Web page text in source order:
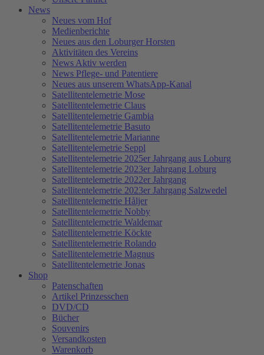
News
Neues vom Hof
Medienberichte
Neues aus den Loburger Horsten
Aktivitäten des Vereins
News Aktiv werden
News Pflege- und Patentiere
Neues aus unserem WhatsApp-Kanal
Satellitentelemetrie Mose
Satellitentelemetrie Claus
Satellitentelemetrie Gambia
Satellitentelemetrie Basuto
Satellitentelemetrie Marianne
Satellitentelemetrie Seppl
Satellitentelemetrie 2025er Jahrgang aus Loburg
Satellitentelemetrie 2023er Jahrgang Loburg
Satellitentelemetrie 2022er Jahrgang
Satellitentelemetrie 2023er Jahrgang Salzwedel
Satellitentelemetrie Håljer
Satellitentelemetrie Nobby
Satellitentelemetrie Waldemar
Satellitentelemetrie Köckte
Satellitentelemetrie Rolando
Satellitentelemetrie Magnus
Satellitentelemetrie Jonas
Shop
Patenschaften
Artikel Prinzesschen
DVD/CD
Bücher
Souvenirs
Versandkosten
Warenkorb